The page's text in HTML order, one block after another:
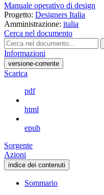
Manuale operativo di design
Progetto: Designers Italia
Amministrazione: italia
Cerca nel documento
Informazioni
versione-corrente
Scarica
pdf
html
epub
Sorgente
Azioni
indice dei contenuti
Sommario